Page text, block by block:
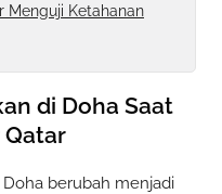
Menguji Ketahanan
di Doha Saat
Qatar
berubah menjadi